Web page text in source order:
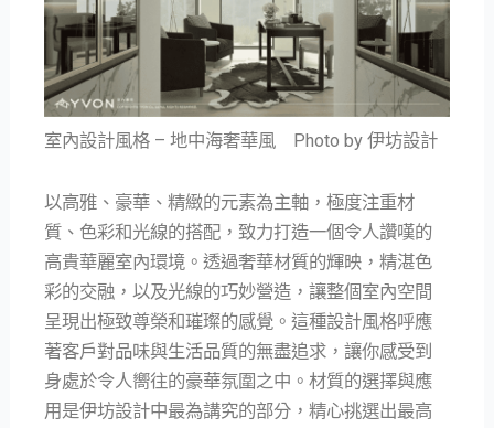
室內設計風格 – 地中海奢華風 Photo by 伊坊設計
以高雅、豪華、精緻的元素為主軸，極度注重材
質、色彩和光線的搭配，致力打造一個令人讚嘆的
高貴華麗室內環境。透過奢華材質的輝映，精湛色
彩的交融，以及光線的巧妙營造，讓整個室內空間
呈現出極致尊榮和璀璨的感覺。這種設計風格呼應
著客戶對品味與生活品質的無盡追求，讓你感受到
身處於令人嚮往的豪華氛圍之中。材質的選擇與應
用是伊坊設計中最為講究的部分，精心挑選出最高